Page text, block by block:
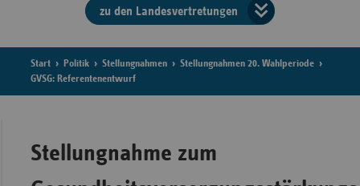
zu den Landesvertretungen
der
Start Politik Stellungnahmen
Stellungnahmen 20. Wahlperiode
GVSG: Referentenentwurf
Stellungnahme zum